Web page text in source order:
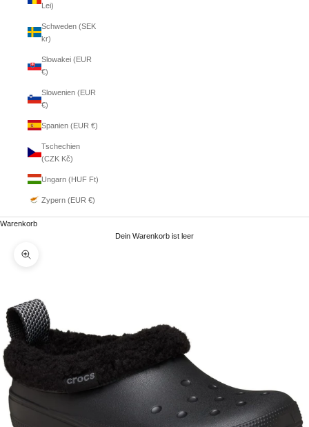
Lei)
Schweden (SEK
kr)
Slowakei (EUR
€)
Slowenien (EUR
€)
Spanien (EUR €)
Tschechien
(CZK Kč)
Ungarn (HUF Ft)
Zypern (EUR €)
Warenkorb
Dein Warenkorb ist leer
Bild vergrößern